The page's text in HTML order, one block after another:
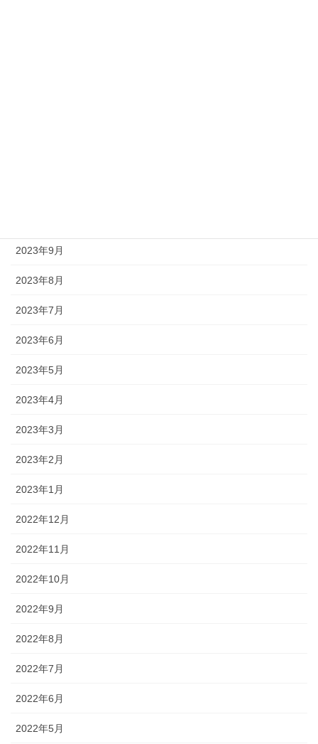
2023年9月
2023年8月
2023年7月
2023年6月
2023年5月
2023年4月
2023年3月
2023年2月
2023年1月
2022年12月
2022年11月
2022年10月
2022年9月
2022年8月
2022年7月
2022年6月
2022年5月